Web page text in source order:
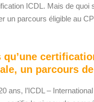
ICDL. Mais de quoi
un parcours éligible au
qu’une
un parcours
ans, l’ICDL –